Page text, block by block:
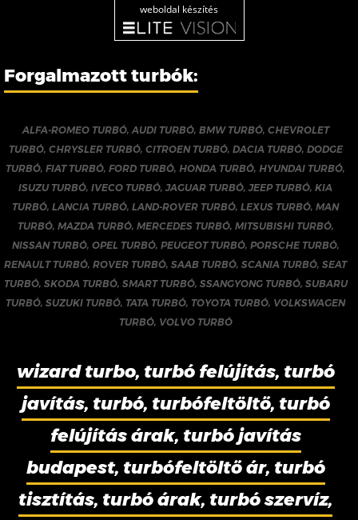
weboldal készítés
Forgalmazott turbók:
ALFA-ROMEO TURBÓ,AUDI TURBÓ, BMW TURBÓ, CHEVROLET
TURBÓ, CHRYSLER TURBÓ, CITROEN TURBÓ, DACIA TURBÓ, DODGE
TURBÓ,FIAT TURBÓ,FORD TURBÓ, HONDA TURBÓ, HYUNDAI TURBÓ,
ISUZU TURBÓ,IVECO TURBÓ,JAGUAR TURBÓ,JEEP TURBÓ,KIA
TURBÓ,LANCIA TURBÓ,LAND-ROVER TURBÓ,LEXUS TURBÓ,MAN
TURBÓ, MAZDA TURBÓ, MERCEDES TURBÓ, MITSUBISHI TURBÓ,
NISSAN TURBÓ, OPEL TURBÓ, PEUGEOT TURBÓ, PORSCHE TURBÓ,
RENAULT TURBÓ,ROVER TURBÓ,SAAB TURBÓ,SCANIA TURBÓ,SEAT
TURBÓ, SKODA TURBÓ, SMART TURBÓ, SSANGYONG TURBÓ, SUBARU
TURBÓ,SUZUKI TURBÓ, TATA TURBÓ, TOYOTA TURBÓ, VOLKSWAGEN
TURBÓ, VOLVO TURBÓ
wizard turbo, turbó felújítás, turbó
javítás, turbó, turbófeltöltő, turbó
felújítás árak, turbó javítás
budapest, turbófeltöltő ár, turbó
tisztítás, turbó árak, turbó szervíz,